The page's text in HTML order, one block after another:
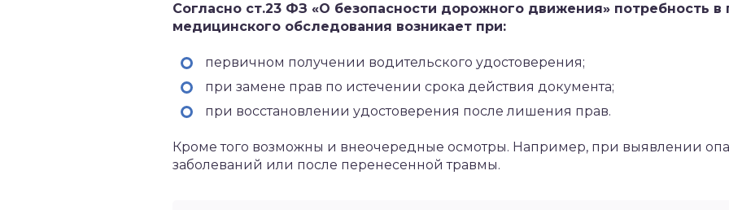
Согласно ст.23 ФЗ «О безопасности дорожного движения» потребность
медицинского обследования возникает при:
первичном получении водительского удостоверения;
при замене прав по истечении срока действия документа;
при восстановлении удостоверения после лишения прав.
Кроме того возможны и внеочередные осмотры. Например, при выявлении
заболеваний или после перенесенной травмы.